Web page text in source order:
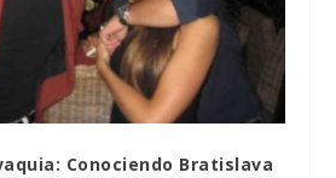
Conociendo Bratislava